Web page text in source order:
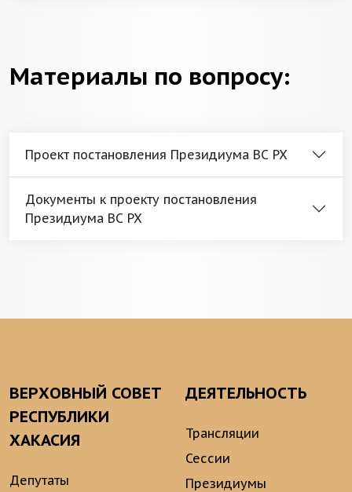
Материалы по вопросу:
Проект постановления Президиума ВС РХ
Документы к проекту постановления
Президиума ВС РХ
ВЕРХОВНЫЙ СОВЕТ
РЕСПУБЛИКИ
ХАКАСИЯ
Депутаты
ДЕЯТЕЛЬНОСТЬ
Трансляции
Сессии
Президиумы